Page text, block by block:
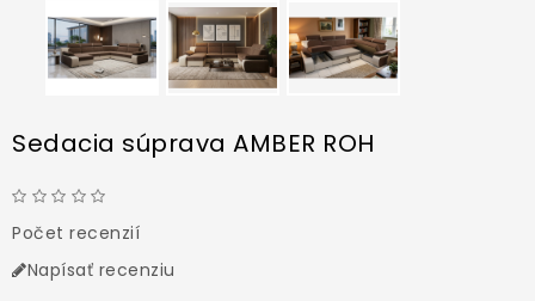
Sedacia súprava AMBER ROH
Počet recenzií
Napísať recenziu